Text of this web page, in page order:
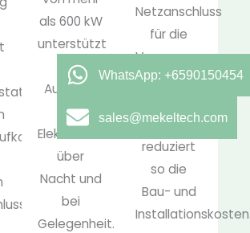
als 600 kW
unterstützt
das
Aufladen
von
Elektroflotten
über
Nacht und
bei
Gelegenheit.
Netzanschluss
für die
Versorgung
von 6-12
und
reduziert
so die
Bau- und
WhatsApp: +6590150454
sales@mekeltech.com